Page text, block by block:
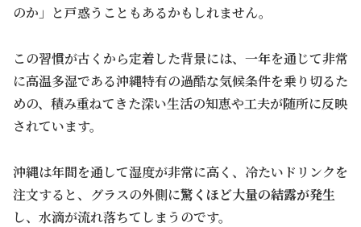
のか」と戸惑うこともあるかもしれません。
この習慣が古くから定着した背景には、一年を通じて非常
に高温多湿である沖縄特有の過酷な気候条件を乗り切るた
めの、積み重ねてきた深い生活の知恵や工夫が随所に反映
されています。
沖縄は年間を通して湿度が非常に高く、冷たいドリンクを
注文すると、グラスの外側に驚くほど大量の結露が発生
し、水滴が流れ落ちてしまうのです。